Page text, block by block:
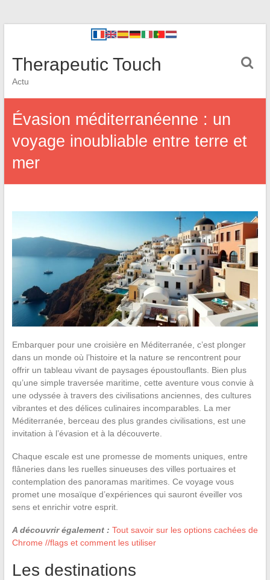
Therapeutic Touch
Actu
Évasion méditerranéenne : un
voyage inoubliable entre terre et
mer
Embarquer pour une croisière en Méditerranée, c’est plonger
dans un monde où l’histoire et la nature se rencontrent pour
offrir un tableau vivant de paysages époustouflants. Bien plus
qu’une simple traversée maritime, cette aventure vous convie à
une odyssée à travers des civilisations anciennes, des cultures
vibrantes et des délices culinaires incomparables. La mer
Méditerranée, berceau des plus grandes civilisations, est une
invitation à l’évasion et à la découverte.
Chaque escale est une promesse de moments uniques, entre
flâneries dans les ruelles sinueuses des villes portuaires et
contemplation des panoramas maritimes. Ce voyage vous
promet une mosaïque d’expériences qui sauront éveiller vos
sens et enrichir votre esprit.
A découvrir également : Tout savoir sur les options cachées de
Chrome //flags et comment les utiliser
Les destinations